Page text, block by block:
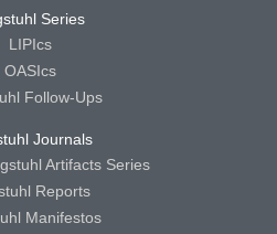
Series
LIPIcs
OASIcs
Follow-Ups
Journals
Artifacts Series
Reports
Manifestos